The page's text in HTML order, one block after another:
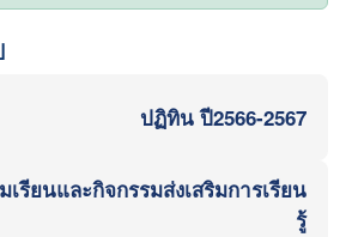
ปฏิทิน ปี2566-2567
เรียนและกิจกรรมส่งเสริมการเรียน
รู้